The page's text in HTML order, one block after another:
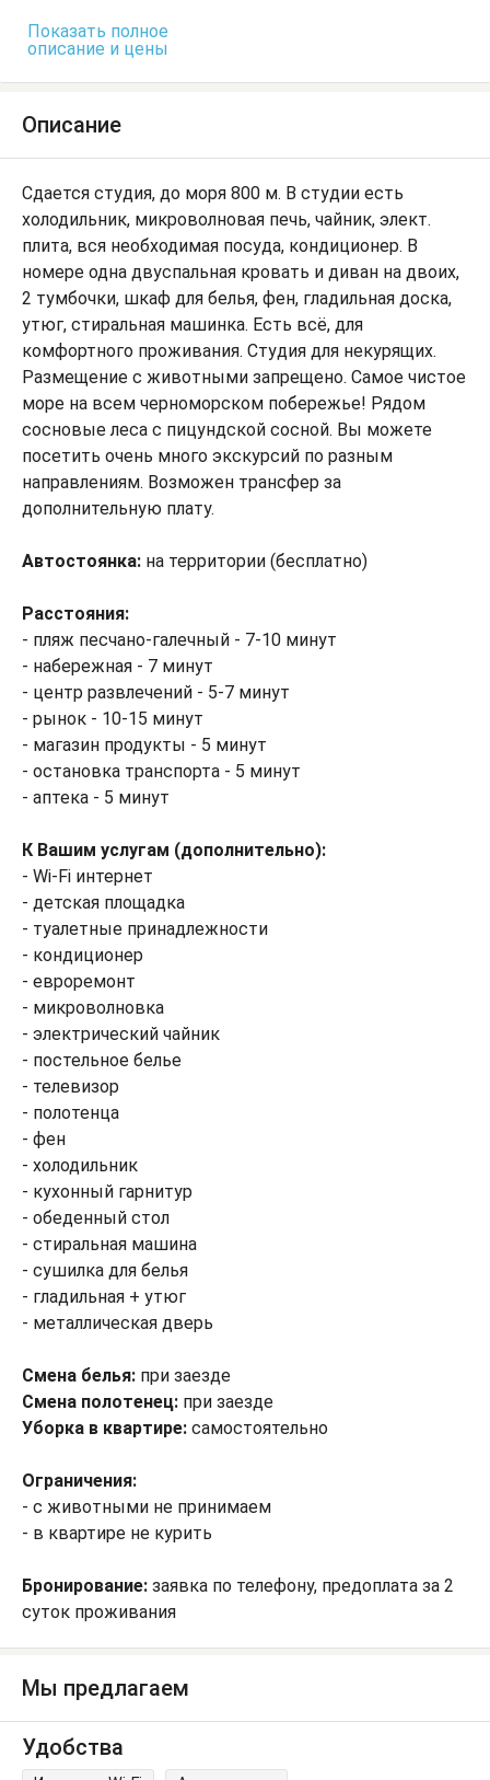
Показать полное
описание и цены
Описание
Сдается студия, до моря 800 м. В студии есть
холодильник, микроволновая печь, чайник, элект.
плита, вся необходимая посуда, кондиционер. В
номере одна двуспальная кровать и диван на двоих,
2 тумбочки, шкаф для белья, фен, гладильная доска,
утюг, стиральная машинка. Есть всё, для
комфортного проживания. Студия для некурящих.
Размещение с животными запрещено. Самое чистое
море на всем черноморском побережье! Рядом
сосновые леса с пицундской сосной. Вы можете
посетить очень много экскурсий по разным
направлениям. Возможен трансфер за
дополнительную плату.
Автостоянка: на территории (бесплатно)
Расстояния:
- пляж песчано-галечный - 7-10 минут
- набережная - 7 минут
- центр развлечений - 5-7 минут
- рынок - 10-15 минут
- магазин продукты - 5 минут
- остановка транспорта - 5 минут
- аптека - 5 минут
К Вашим услугам (дополнительно):
- Wi-Fi интернет
- детская площадка
- туалетные принадлежности
- кондиционер
- евроремонт
- микроволновка
- электрический чайник
- постельное белье
- телевизор
- полотенца
- фен
- холодильник
- кухонный гарнитур
- обеденный стол
- стиральная машина
- сушилка для белья
- гладильная + утюг
- металлическая дверь
Смена белья: при заезде
Смена полотенец: при заезде
Уборка в квартире: самостоятельно
Ограничения:
- с животными не принимаем
- в квартире не курить
Бронирование: заявка по телефону, предоплата за 2
суток проживания
Мы предлагаем
Удобства